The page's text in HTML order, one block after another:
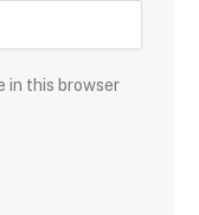
in this browser